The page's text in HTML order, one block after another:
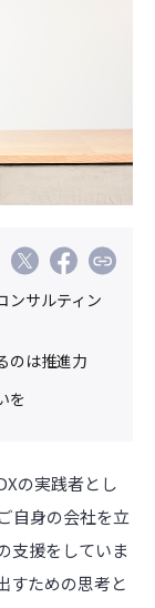
ンサルティン
のは推進力
を
の実践者とし
自身の会社を立
支援をしていま
すための思考と